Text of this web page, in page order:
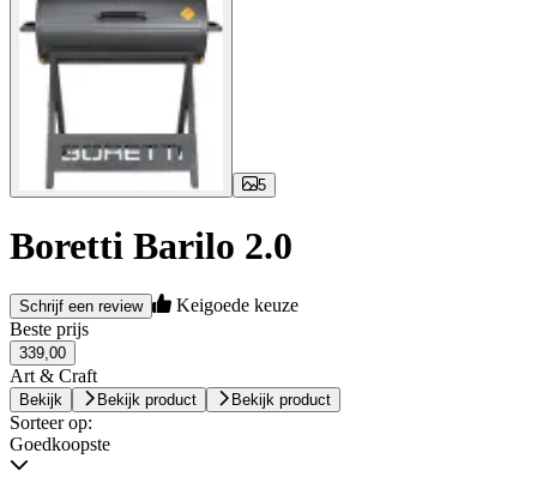
5
Boretti Barilo 2.0
Schrijf een review
Keigoede keuze
Beste prijs
339,00
Art & Craft
Bekijk Bekijk product Bekijk product
Sorteer op:
Goedkoopste